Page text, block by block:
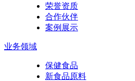
荣誉资质
合作伙伴
案例展示
业务领域
保健食品
新食品原料